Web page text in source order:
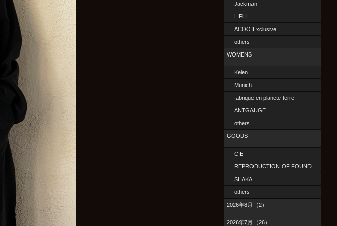
Jackman
LIFiLL
ACOO Exclusive
others
WOMENS
Kelen
Munich
fabrique en planete terre
ANTGAUGE
others
GOODS
CIE
REPRODUCTION OF FOUND
SHAKA
others
2026年8月（2）
2026年7月（26）